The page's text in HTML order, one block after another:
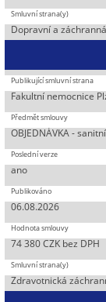
Dopravní a
Fakultní nemocnice
OBJEDNÁVKA -
ano
06.08.2026
74 380 CZK bez DPH
Zdravotnická